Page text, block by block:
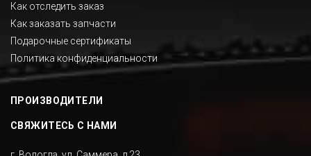
Как отследить заказ
Как заказать запчасти
Подарочные сертификаты
Политика конфиденциальности
ПРОИЗВОДИТЕЛИ
СВЯЖИТЕСЬ С НАМИ